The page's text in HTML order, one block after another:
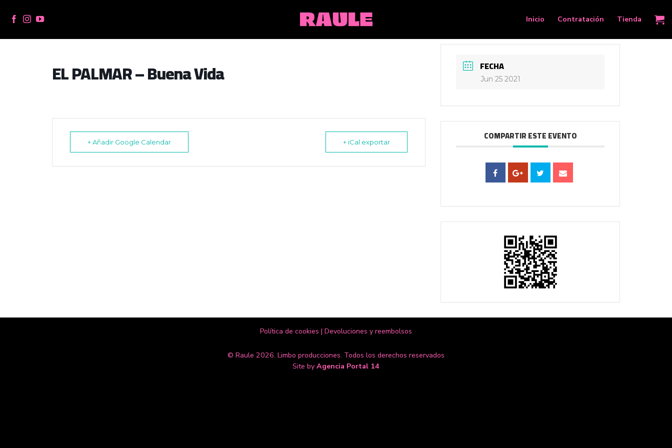
Inicio Contratación Tienda
EL PALMAR – Buena Vida
+ Añadir Google Calendar + iCal exportar
FECHA
Jun 25 2021
COMPARTIR ESTE EVENTO
Política de cookies | Devoluciones y reembolsos
© Raule 2026. Limbo producciones. Todos los derechos reservados
Site by Agencia Portal 14